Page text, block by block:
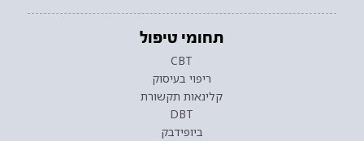
תחומי טיפול
CBT
ריפוי בעיסוק
קלינאות תקשורת
DBT
ביופידבק